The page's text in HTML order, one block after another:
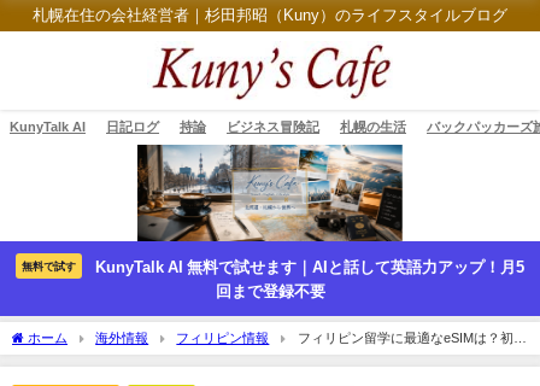
札幌在住の会社経営者｜杉田邦昭（Kuny）のライフスタイルブログ
KunyTalk AI 日記ログ 持論 ビジネス冒険記 札幌の生活 バックパッカーズ
無料で試す
KunyTalk AI 無料で試せます｜AIと話して英語力アップ！月5
回まで登録不要
ホーム 海外情報 フィリピン情報
フィリピン留学に最適なeSIMは？初心
者でも安心して選べるeSIMガイド